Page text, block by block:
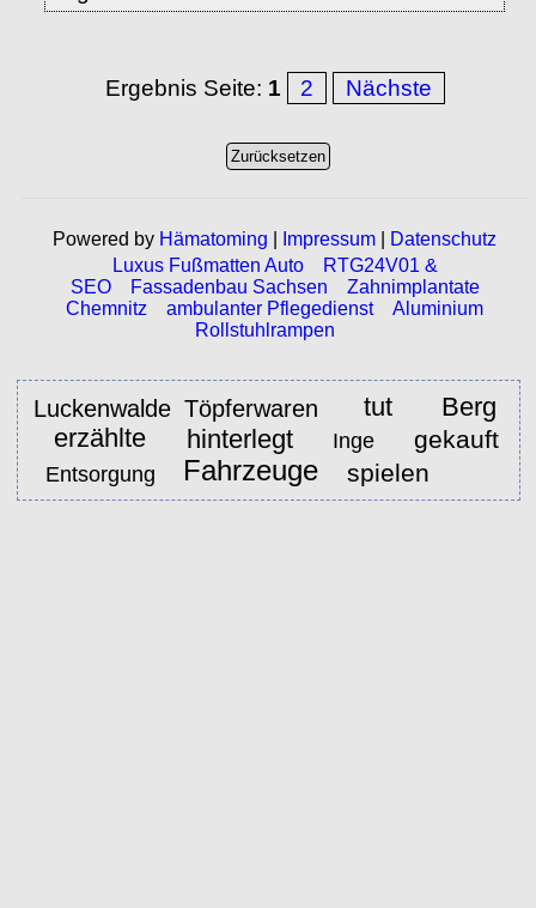
Ergebnis Seite: 1 2 Nächste
Powered by Hämatoming Impressum
Datenschutz
Luxus Fußmatten Auto
RTG24V01 &
SEO
Fassadenbau Sachsen
Zahnimplantate
Chemnitz
ambulanter Pflegedienst
Aluminium
Rollstuhlrampen
Luckenwalde Töpferwaren tut
Berg
erzählte
hinterlegt Inge gekauft
Entsorgung Fahrzeuge spielen